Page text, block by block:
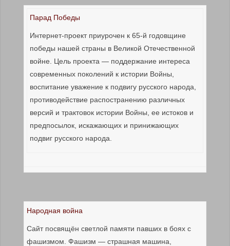
Парад Победы
Интернет-проект приурочен к 65-й годовщине
победы нашей страны в Великой Отечественной
войне. Цель проекта — поддержание интереса
современных поколений к истории Войны,
воспитание уважение к подвигу русского народа,
противодействие распостранению различных
версий и трактовок истории Войны, ее истоков и
предпосылок, искажающих и принижающих
подвиг русского народа.
Народная война
Сайт посвящён светлой памяти павших в боях с
фашизмом. Фашизм — страшная машина,